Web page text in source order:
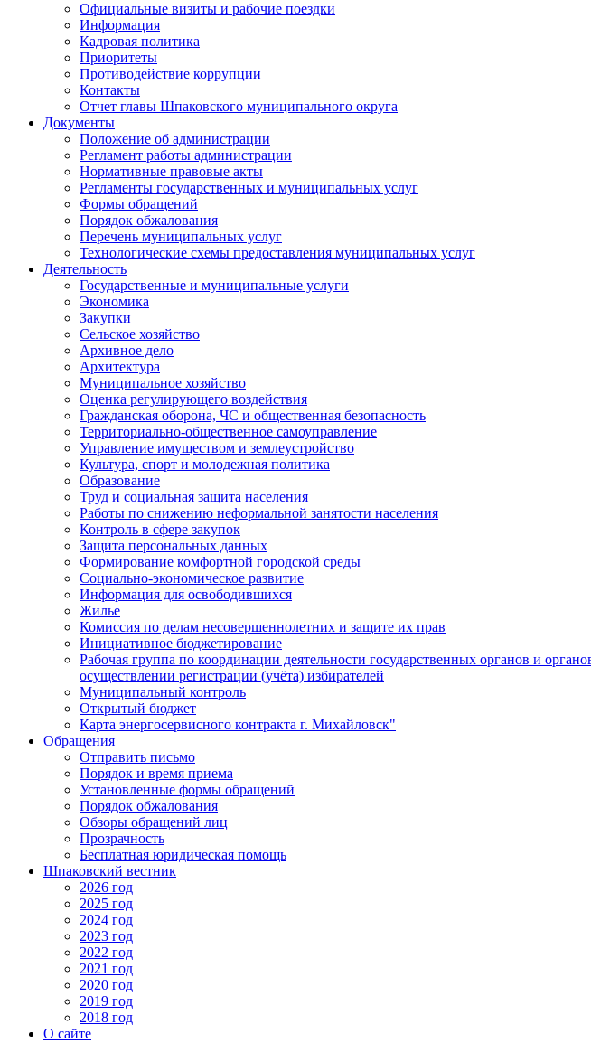
Официальные визиты и рабочие поездки
Информация
Кадровая политика
Приоритеты
Противодействие коррупции
Контакты
Отчет главы Шпаковского муниципального округа
Документы
Положение об администрации
Регламент работы администрации
Нормативные правовые акты
Регламенты государственных и муниципальных услуг
Формы обращений
Порядок обжалования
Перечень муниципальных услуг
Технологические схемы предоставления муниципальных услуг
Деятельность
Государственные и муниципальные услуги
Экономика
Закупки
Сельское хозяйство
Архивное дело
Архитектура
Муниципальное хозяйство
Оценка регулирующего воздействия
Гражданская оборона, ЧС и общественная безопасность
Территориально-общественное самоуправление
Управление имуществом и землеустройство
Культура, спорт и молодежная политика
Образование
Труд и социальная защита населения
Работы по снижению неформальной занятости населения
Контроль в сфере закупок
Защита персональных данных
Формирование комфортной городской среды
Социально-экономическое развитие
Информация для освободившихся
Жилье
Комиссия по делам несовершеннолетних и защите их прав
Инициативное бюджетирование
Рабочая группа по координации деятельности государственных органов и
осуществлении регистрации (учёта) избирателей
Муниципальный контроль
Открытый бюджет
Карта энергосервисного контракта г. Михайловск"
Обращения
Отправить письмо
Порядок и время приема
Установленные формы обращений
Порядок обжалования
Обзоры обращений лиц
Прозрачность
Бесплатная юридическая помощь
Шпаковский вестник
2026 год
2025 год
2024 год
2023 год
2022 год
2021 год
2020 год
2019 год
2018 год
О сайте